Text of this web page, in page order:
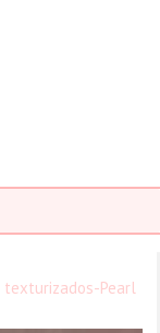
texturizados-Pearl